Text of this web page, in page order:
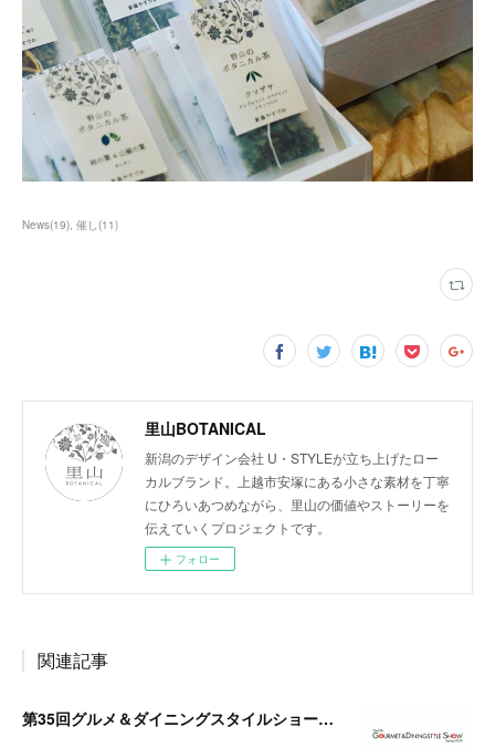
News(19) 催し(11)
里山BOTANICAL
新潟のデザイン会社 U・STYLEが立ち上げたロー
カルブランド。上越市安塚にある小さな素材を丁寧
にひろいあつめながら、里山の価値やストーリーを
伝えていくプロジェクトです。
フォロー
関連記事
第35回グルメ＆ダイニングスタイルショー春2024 に出展いたします